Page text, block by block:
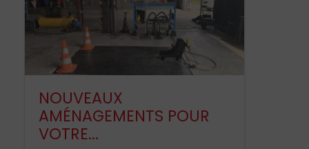
NOUVEAUX
AMÉNAGEMENTS POUR
VOTRE...